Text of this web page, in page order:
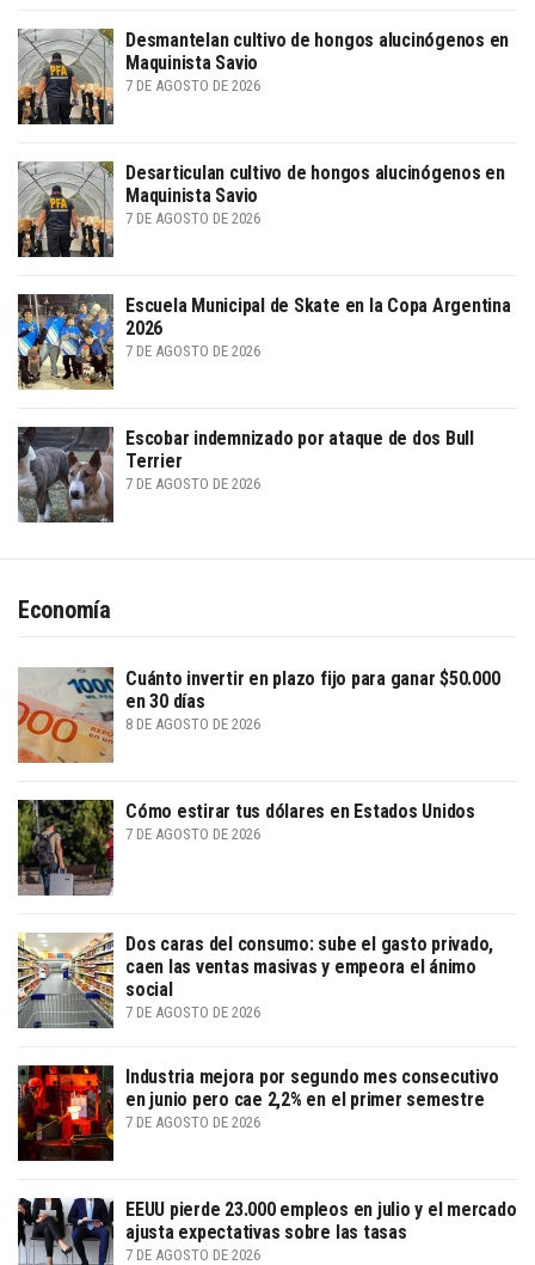
Desmantelan cultivo de hongos alucinógenos en
Maquinista Savio
7 DE AGOSTO DE 2026
Desarticulan cultivo de hongos alucinógenos en
Maquinista Savio
7 DE AGOSTO DE 2026
Escuela Municipal de Skate en la Copa Argentina
2026
7 DE AGOSTO DE 2026
Escobar indemnizado por ataque de dos Bull
Terrier
7 DE AGOSTO DE 2026
Economía
Cuánto invertir en plazo fijo para ganar $50.000
en 30 días
8 DE AGOSTO DE 2026
Cómo estirar tus dólares en Estados Unidos
7 DE AGOSTO DE 2026
Dos caras del consumo: sube el gasto privado,
caen las ventas masivas y empeora el ánimo
social
7 DE AGOSTO DE 2026
Industria mejora por segundo mes consecutivo
en junio pero cae 2,2% en el primer semestre
7 DE AGOSTO DE 2026
EEUU pierde 23.000 empleos en julio y el mercado
ajusta expectativas sobre las tasas
7 DE AGOSTO DE 2026